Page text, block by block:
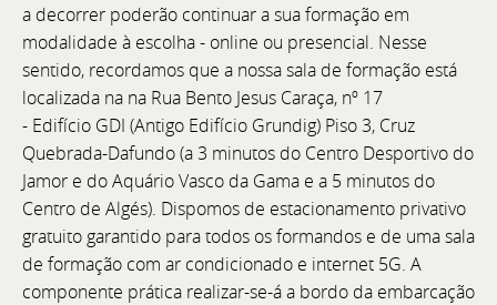
Astor 36 and Astor 58 on display.
a decorrer poderão continuar a sua formação em
modalidade à escolha - online ou presencial. Nesse
sentido, recordamos que a nossa sala de formação está
localizada na na Rua Bento Jesus Caraça, nº 17
- Edifício GDI (Antigo Edifício Grundig) Piso 3, Cruz
Quebrada-Dafundo (a3 minutos do Centro Desportivo do
Jamor e do Aquário Vasco da Gama e a 5 minutos do
Centro de Algés). Dispomos de estacionamento privativo
gratuito garantido para todos os formandos e de uma sala
de formação com ar condicionado e internet 5G. A
componente prática realizar-se-á a bordo da embarcação